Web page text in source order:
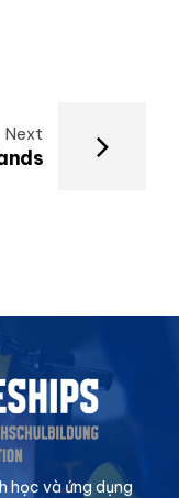
Next
học và ứng dụng